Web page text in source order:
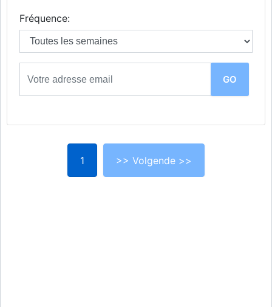
Fréquence:
1 >> Volgende >>